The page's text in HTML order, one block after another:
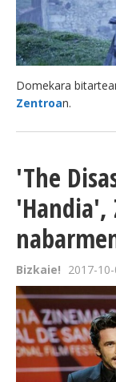
BEREZIAK
ARGAZKIAK
Domekara
Zentroan.
'The
'Handia',
Bizkaie! 2017-